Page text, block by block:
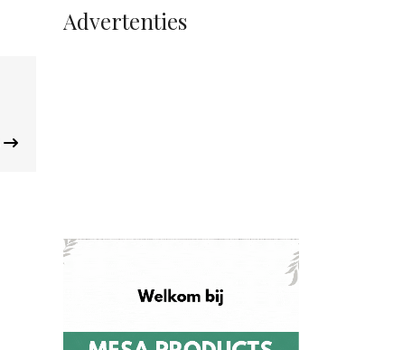
Advertenties